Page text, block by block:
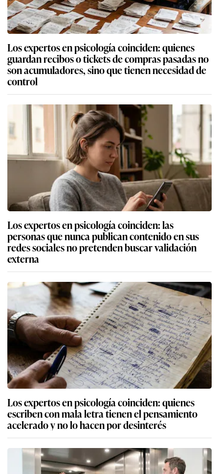
Los expertos en psicología coinciden: quienes
guardan recibos o tickets de compras pasadas no
son acumuladores, sino que tienen necesidad de
control
Los expertos en psicología coinciden: las
personas que nunca publican contenido en sus
redes sociales no pretenden buscar validación
externa
Los expertos en psicología coinciden: quienes
escriben con mala letra tienen el pensamiento
acelerado y no lo hacen por desinterés